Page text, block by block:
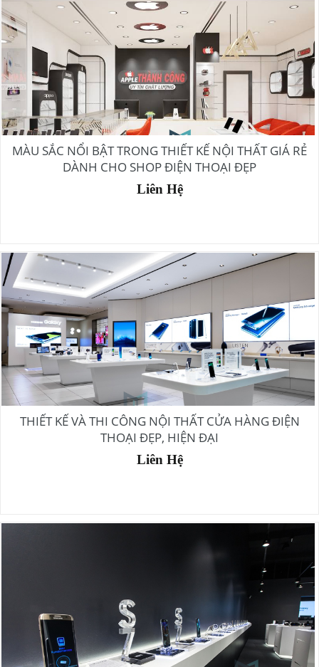
MÀU SẮC NỔI BẬT TRONG THIẾT KẾ NỘI THẤT GIÁ RẺ
DÀNH CHO SHOP ĐIỆN THOẠI ĐẸP
Liên Hệ
THIẾT KẾ VÀ THI CÔNG NỘI THẤT CỬA HÀNG ĐIỆN
THOẠI ĐẸP, HIỆN ĐẠI
Liên Hệ